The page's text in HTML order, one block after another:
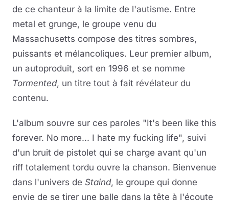
de ce chanteur à la limite de l'autisme. Entre
metal et grunge, le groupe venu du
Massachusetts compose des titres sombres,
puissants et mélancoliques. Leur premier album,
un autoproduit, sort en 1996 et se nomme
Tormented, un titre tout à fait révélateur du
contenu.
L'album souvre sur ces paroles "It's been like this
forever. No more... I hate my fucking life", suivi
d'un bruit de pistolet qui se charge avant qu'un
riff totalement tordu ouvre la chanson. Bienvenue
dans l'univers de Staind, le groupe qui donne
envie de se tirer une balle dans la tête à l'écoute